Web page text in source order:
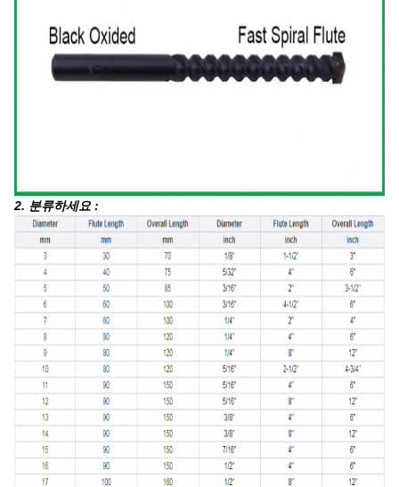
2. 분류하세요 :